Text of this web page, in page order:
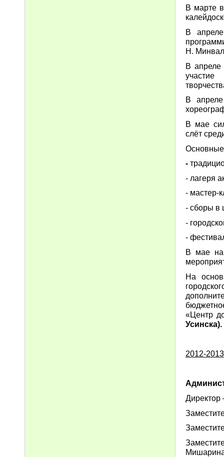
В марте
В
Н.
В апреле
участие
В
В мае
слёт
Основные
-
- лагеря
- мастер-
- сборы в
-
-
В мае на
На
«Центр
Усинска).
2012-